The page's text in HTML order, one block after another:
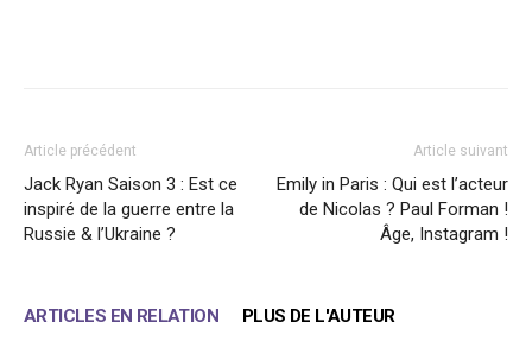
Article précédent
Jack Ryan Saison 3 : Est ce
inspiré de la guerre entre la
Russie & l’Ukraine ?
Article suivant
Emily in Paris : Qui est l’acteur
de Nicolas ? Paul Forman !
Âge, Instagram !
ARTICLES EN RELATION PLUS DE L'AUTEUR